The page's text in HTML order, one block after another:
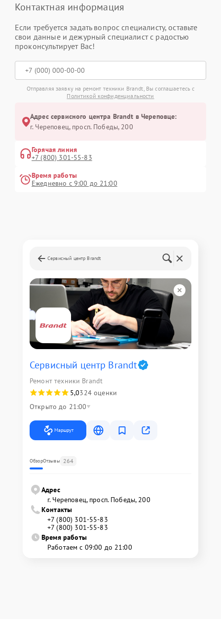
Контактная информация
Если требуется задать вопрос специалисту, оставьте
свои данные и дежурный специалист с радостью
проконсультирует Вас!
Отправляя заявку на ремонт техники Brandt, Вы соглашаетесь с
Политикой конфиденциальности
Адрес сервисного центра Brandt в Череповце:
г. Череповец, просп. Победы, 200
Горячая линия
+7 (800) 301-55-83
Время работы
Ежедневно с 9:00 до 21:00
Сервисный центр Brandt
Сервисный центр Brandt
Ремонт техники Brandt
5,0324 оценки
Открыто до 21:00
Маршрут
ОбзорОтзывы 264
Адрес
г. Череповец, просп. Победы, 200
Контакты
+7 (800) 301-55-83
+7 (800) 301-55-83
Время работы
Работаем с 09:00 до 21:00